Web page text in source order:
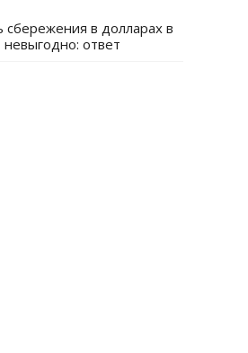
сбережения в долларах в
невыгодно: ответ